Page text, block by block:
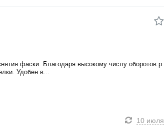
фаски. Благодаря высокому числу оборотов р
Удобен в...
10 июля